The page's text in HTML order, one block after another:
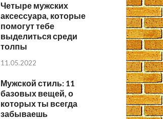
Четыре мужских
аксессуара, которые
помогут тебе
выделиться среди
толпы
11.05.2022
Мужской стиль: 11
базовых вещей, о
которых ты всегда
забываешь